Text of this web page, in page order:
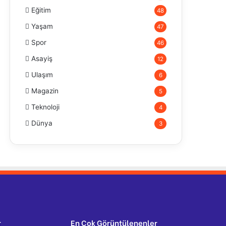
Eğitim 48
Yaşam 47
Spor 46
Asayiş 12
Ulaşım 6
Magazin 5
Teknoloji 4
Dünya 3
En Çok Görüntülenenler